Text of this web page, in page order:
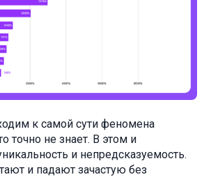
к самой сути феномена
точно не знает. В этом и
и непредсказуемость.
и падают зачастую без